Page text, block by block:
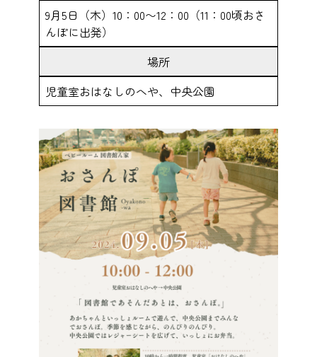
9月5日（木）10：00〜12：00（11：00頃おさ
んぽに出発）
場所
児童室おはなしのへや、中央公園